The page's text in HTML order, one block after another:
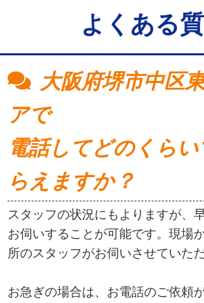
よくある
大阪府堺市中区
アで
電話してどのくら
らえますか？
スタッフの状況にもよりますが、
お伺いすることが可能です。現場
所のスタッフがお伺いさせていた
お急ぎの場合は、お電話のご依頼